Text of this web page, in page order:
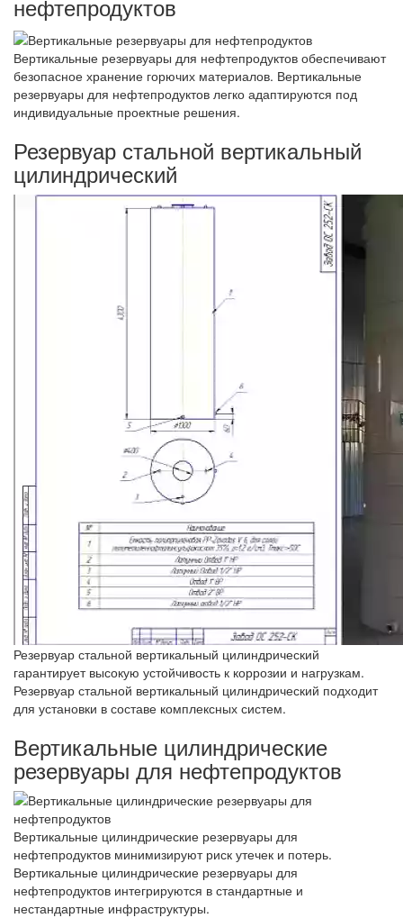
нефтепродуктов
Вертикальные резервуары для нефтепродуктов обеспечивают
безопасное хранение горючих материалов. Вертикальные
резервуары для нефтепродуктов легко адаптируются под
индивидуальные проектные решения.
Резервуар стальной вертикальный
цилиндрический
Резервуар стальной вертикальный цилиндрический
гарантирует высокую устойчивость к коррозии и нагрузкам.
Резервуар стальной вертикальный цилиндрический подходит
для установки в составе комплексных систем.
Вертикальные цилиндрические
резервуары для нефтепродуктов
Вертикальные цилиндрические резервуары для
нефтепродуктов минимизируют риск утечек и потерь.
Вертикальные цилиндрические резервуары для
нефтепродуктов интегрируются в стандартные и
нестандартные инфраструктуры.